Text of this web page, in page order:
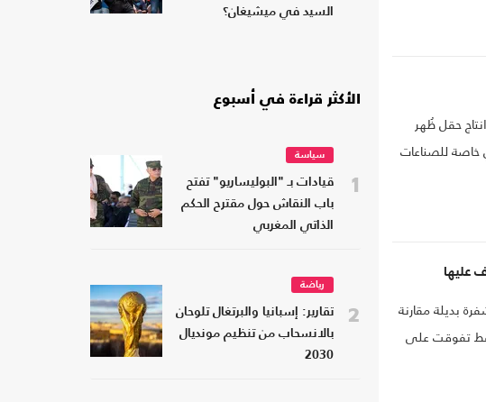
حقل ظُهر
خاصة للصناعات
أنه تسبب في
عليها
بديلة مقارنة
تفوقت على
قد
السيد في ميشيغان؟
الأكثر قراءة في أسبوع
1
سياسة
قيادات بـ "البوليساريو" تفتح
باب النقاش حول مقترح الحكم
الذاتي المغربي
2
رياضة
تقارير: إسبانيا والبرتغال تلوحان
بالانسحاب من تنظيم مونديال
2030